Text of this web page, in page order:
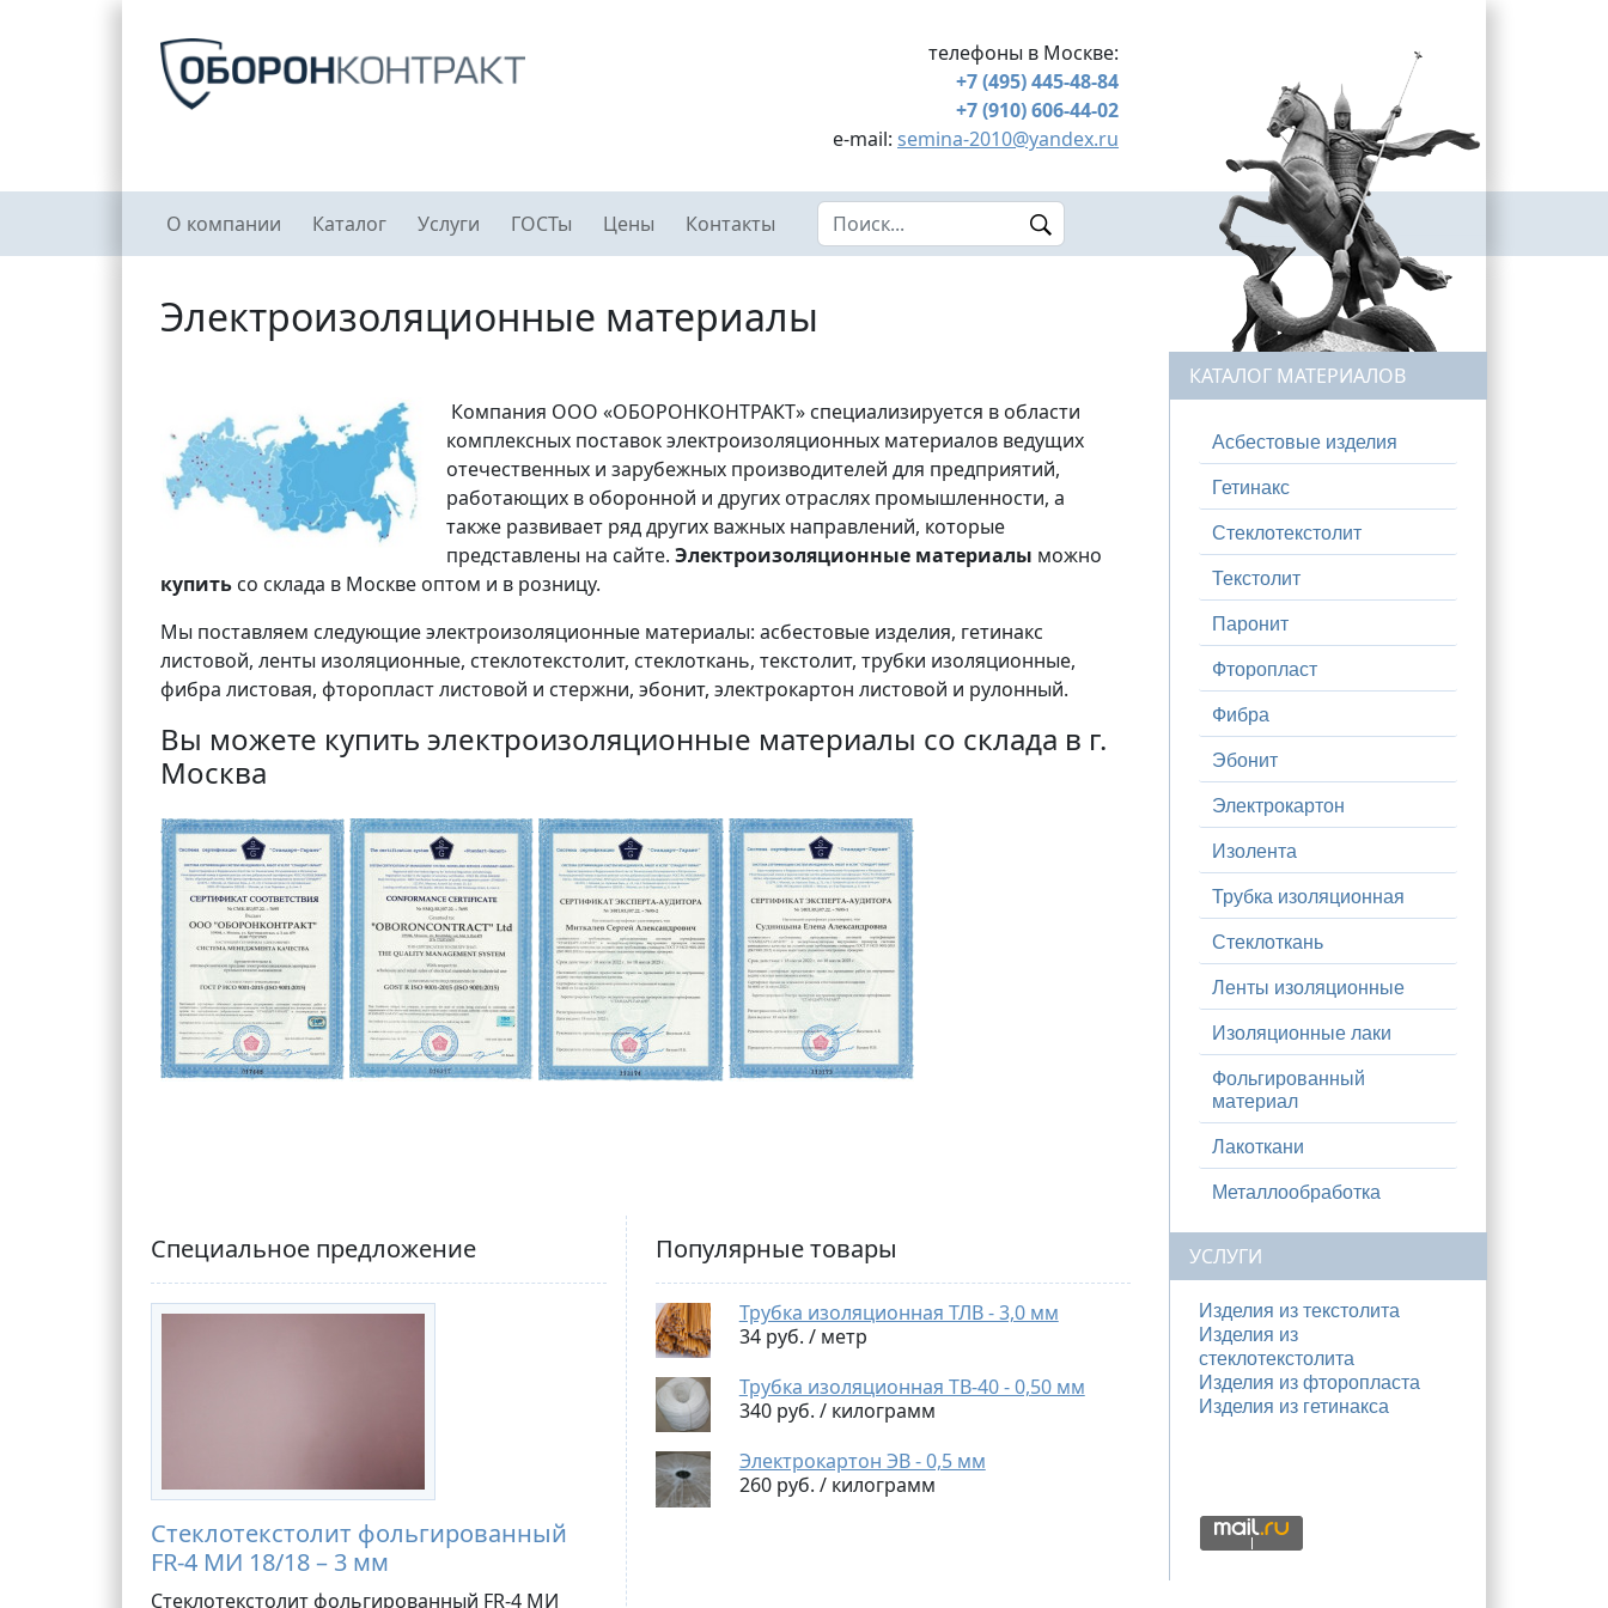
телефоны в Москве:
+7 (495) 445-48-84
+7 (910) 606-44-02
e-mail: semina-2010@yandex.ru
Главное меню
О компании Каталог Услуги ГОСТы Цены Контакты Search this site
Электроизоляционные материалы
Компания ООО «ОБОРОНКОНТРАКТ» специализируется в области
комплексных поставок электроизоляционных материалов ведущих
отечественных и зарубежных производителей для предприятий,
работающих в оборонной и других отраслях промышленности, а
также развивает ряд других важных направлений, которые
представлены на сайте. Электроизоляционные материалы можно
купить со склада в Москве оптом и в розницу.
Мы поставляем следующие электроизоляционные материалы: асбестовые изделия, гетинакс
листовой, ленты изоляционные, стеклотекстолит, стеклоткань, текстолит, трубки изоляционные,
фибра листовая, фторопласт листовой и стержни, эбонит, электрокартон листовой и рулонный.
Вы можете купить электроизоляционные материалы со склада в г.
Москва
Специальное предложение
Стеклотекстолит фольгированный
FR-4 МИ 18/18 – 3 мм
Стеклотекстолит фольгированный FR-4 МИ
Популярные товары
Трубка изоляционная ТЛВ - 3,0 мм
34 руб. / метр
Трубка изоляционная ТВ-40 - 0,50 мм
340 руб. / килограмм
Электрокартон ЭВ - 0,5 мм
260 руб. / килограмм
КАТАЛОГ МАТЕРИАЛОВ
Асбестовые изделия
Гетинакс
Стеклотекстолит
Текстолит
Паронит
Фторопласт
Фибра
Эбонит
Электрокартон
Изолента
Трубка изоляционная
Стеклоткань
Ленты изоляционные
Изоляционные лаки
Фольгированный
материал
Лакоткани
Металлообработка
УСЛУГИ
Изделия из текстолита
Изделия из
стеклотекстолита
Изделия из фторопласта
Изделия из гетинакса